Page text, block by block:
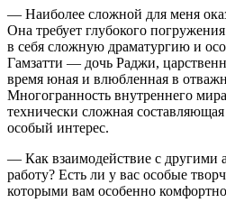
— Наиболее сложной для меня
Она требует глубокого
в себя сложную драматургию и
Гамзатти — дочь Раджи,
время юная и влюбленная в
Многогранность внутреннего
технически сложная
особый интерес.
— Как взаимодействие с другими
работу? Есть ли у вас особые
которыми вам особенно комфортно